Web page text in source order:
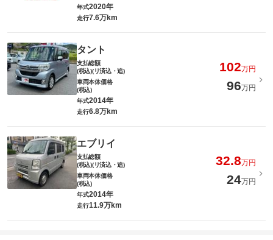
年式2020年
走行7.6万km
タント
支払総額
(税込)(リ済込・追)
102万円
車両本体価格
(税込)
96万円
年式2014年
走行6.8万km
エブリイ
支払総額
(税込)(リ済込・追)
32.8万円
車両本体価格
(税込)
24万円
年式2014年
走行11.9万km